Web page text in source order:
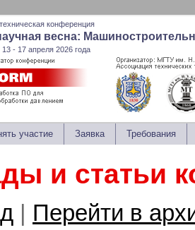
конференция
весна:
- 17 апреля 2026 года
участие Заявка Требования
и статьи
Перейти в